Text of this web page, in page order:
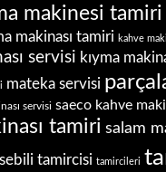
makinesi tamiri
makinası tamiri kahve
servisi kıyma
mateka servisi
servisi saeco kahve
tamiri salam
tamircisi tamircileri